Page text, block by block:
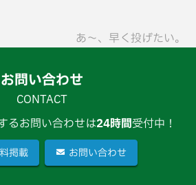
あ〜、早く投げたい。
お問い合わせ
CONTACT
るお問い合わせは24時間受付中！
掲載 お問い合わせ